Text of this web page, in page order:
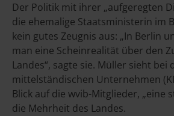
Der Politik mit ihrer „aufgeregten
die ehemalige Staatsministerin im
kein gutes Zeugnis aus: „In Berlin
man eine Scheinrealität über den
Landes“, sagte sie. Müller sieht bei
mittelständischen Unternehmen
Blick auf die wvib-Mitglieder, „eine
die Mehrheit des Landes.